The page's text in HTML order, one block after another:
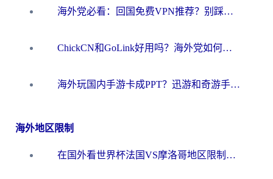
海外党必看：回国免费VPN推荐？别踩坑！教你选对加速器无缝刷国内资源
ChickCN和GoLink好用吗？海外党如何选对回国加速器
海外玩国内手游卡成PPT？迅游和奇游手游哪个好？一篇讲透回国加速器怎么选
海外地区限制
在国外看世界杯法国VS摩洛哥地区限制？这篇指南让你流畅看中文解说无压力